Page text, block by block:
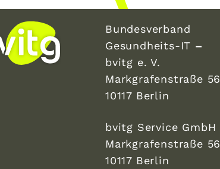
Bundesverband
Gesundheits-IT –
bvitg e. V.
Markgrafenstraße 56
10117 Berlin
bvitg Service GmbH
Markgrafenstraße 56
10117 Berlin